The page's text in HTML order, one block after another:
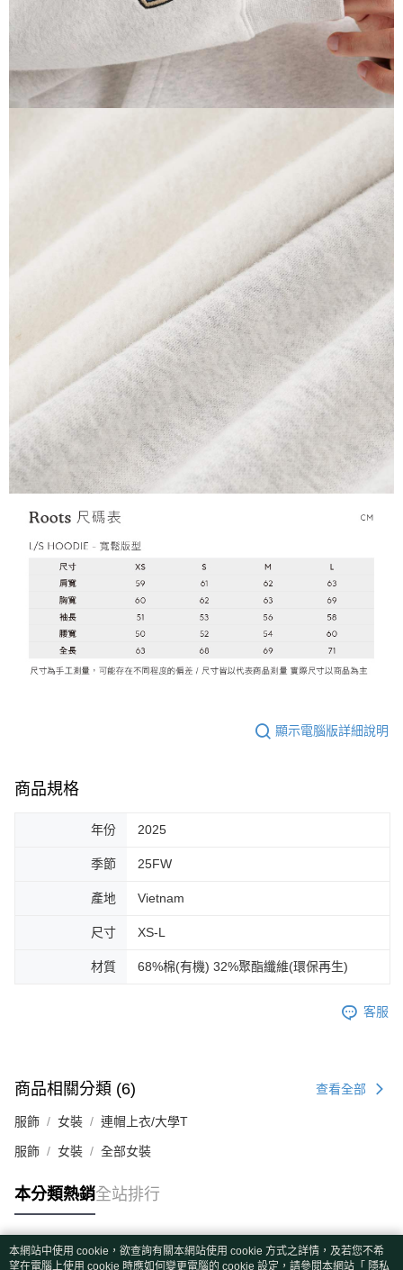
顯示電腦版詳細說明
商品規格
年份 2025
季節 25FW
產地 Vietnam
尺寸 XS-L
材質 68%棉(有機) 32%聚酯纖維(環保再生)
客服
商品相關分類 (6) 查看全部
服飾 女裝 連帽上衣/大學T
服飾 女裝 全部女裝
本分類熱銷全站排行
熱門標籤
本網站中使用 cookie，欲查詢有關本網站使用 cookie 方式之詳情，及若您不希
望在電腦上使用 cookie 時應如何變更電腦的 cookie 設定，請參閱本網站「 隱私